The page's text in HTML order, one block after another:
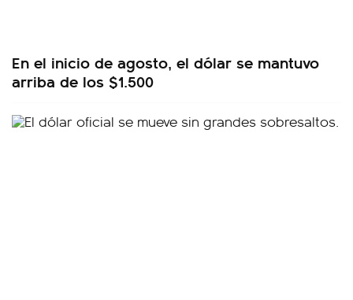
En el inicio de agosto, el dólar se mantuvo
arriba de los $1.500